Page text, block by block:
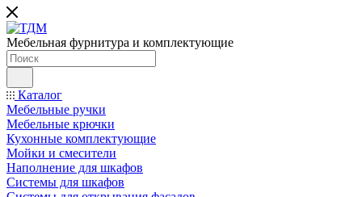
Мебельная фурнитура и комплектующие
Каталог
Мебельные ручки
Мебельные крючки
Кухонные комплектующие
Мойки и смесители
Наполнение для шкафов
Cистемы для шкафов